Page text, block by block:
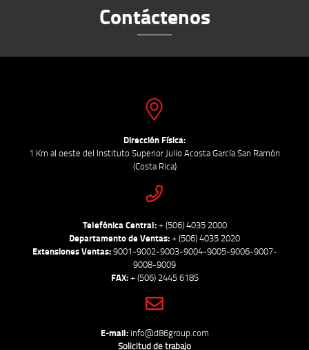
Contáctenos
Dirección Física:
1 Km al oeste del Instituto Superior Julio Acosta García San Ramón
(Costa Rica)
Telefónica Central:+ (506) 4035 2000
Departamento de Ventas:+ (506) 4035 2020
Extensiones Ventas:9001-9002-9003-9004-9005-9006-9007-
9008-9009
FAX:+ (506) 2445 6185
E-mail: info@d86group.com
Solicitud de trabajo